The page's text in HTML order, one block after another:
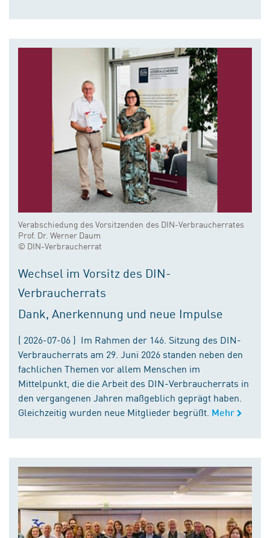
Verabschiedung des Vorsitzenden des DIN-Verbraucherrates
Prof. Dr. Werner Daum
© DIN-Verbraucherrat
Wechsel im Vorsitz des DIN-
Verbraucherrats
Dank, Anerkennung und neue Impulse
( 2026-07-06 ) Im Rahmen der 146. Sitzung des DIN-
Verbraucherrats am 29. Juni 2026 standen neben den
fachlichen Themen vor allem Menschen im
Mittelpunkt, die die Arbeit des DIN-Verbraucherrats in
den vergangenen Jahren maßgeblich geprägt haben.
Gleichzeitig wurden neue Mitglieder begrüßt. Mehr